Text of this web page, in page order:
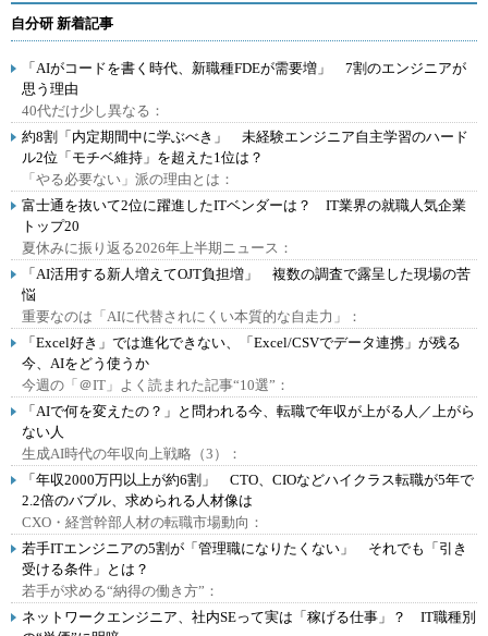
自分研 新着記事
「AIがコードを書く時代、新職種FDEが需要増」 7割のエンジニアが
思う理由
40代だけ少し異なる：
約8割「内定期間中に学ぶべき」 未経験エンジニア自主学習のハード
ル2位「モチベ維持」を超えた1位は？
「やる必要ない」派の理由とは：
富士通を抜いて2位に躍進したITベンダーは？ IT業界の就職人気企業
トップ20
夏休みに振り返る2026年上半期ニュース：
「AI活用する新人増えてOJT負担増」 複数の調査で露呈した現場の苦
悩
重要なのは「AIに代替されにくい本質的な自走力」：
「Excel好き」では進化できない、「Excel/CSVでデータ連携」が残る
今、AIをどう使うか
今週の「＠IT」よく読まれた記事“10選”：
「AIで何を変えたの？」と問われる今、転職で年収が上がる人／上がら
ない人
生成AI時代の年収向上戦略（3）：
「年収2000万円以上が約6割」 CTO、CIOなどハイクラス転職が5年で
2.2倍のバブル、求められる人材像は
CXO・経営幹部人材の転職市場動向：
若手ITエンジニアの5割が「管理職になりたくない」 それでも「引き
受ける条件」とは？
若手が求める“納得の働き方”：
ネットワークエンジニア、社内SEって実は「稼げる仕事」？ IT職種別